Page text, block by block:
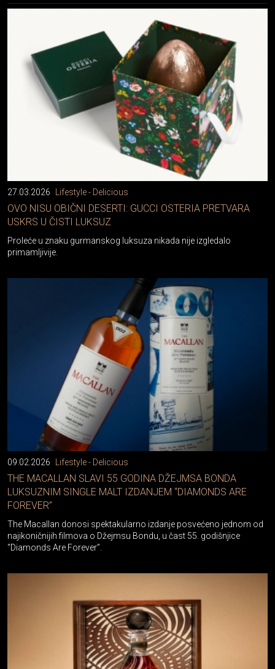
27.03.2026 Lifestyle - Delicious
OVO NISU OBIČNI DESERTI: GUCCI OSTERIA PRETVARA
USKRS U ČISTI LUKSUZ
Proleće u znaku gurmanskog luksuza nikada nije izgledalo
primamljivije.
09.02.2026 Lifestyle - Delicious
THE MACALLAN SLAVI 55 GODINA DŽEJMSA BONDA
LUKSUZNIM SINGLE MALT IZDANJEM “DIAMONDS ARE
FOREVER”
The Macallan donosi spektakularno izdanje posvećeno jednom od
najikoničnijih filmova o Džejmsu Bondu, u čast 55. godišnjice
“Diamonds Are Forever”.